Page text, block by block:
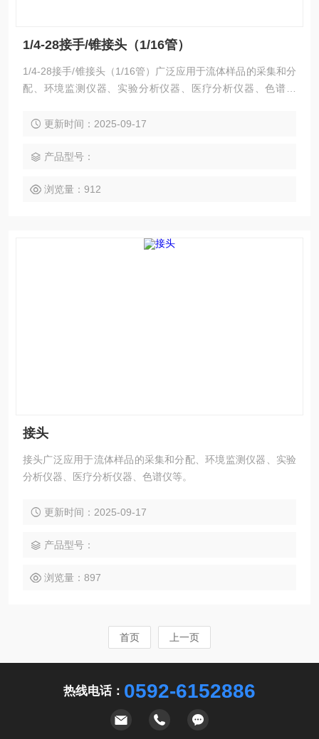
1/4-28接手/锥接头（1/16管）
1/4-28接手/锥接头（1/16管）广泛应用于流体样品的采集和分
配、环境监测仪器、实验分析仪器、医疗分析仪器、色谱仪
更新时间：2025-09-17
产品型号：
浏览量：912
接头
接头广泛应用于流体样品的采集和分配、环境监测仪器、实验
分析仪器、医疗分析仪器、色谱仪等。
更新时间：2025-09-17
产品型号：
浏览量：897
首页 上一页
热线电话： 0592-6152886